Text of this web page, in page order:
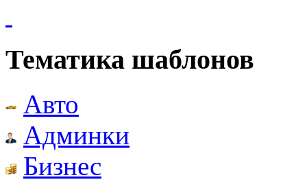
Тематика шаблонов
Авто
Админки
Бизнес